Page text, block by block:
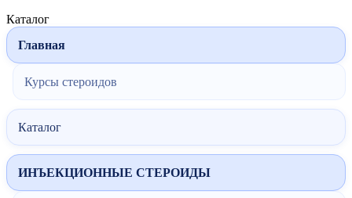
Каталог
Главная
Курсы стероидов
Каталог
ИНЪЕКЦИОННЫЕ СТЕРОИДЫ